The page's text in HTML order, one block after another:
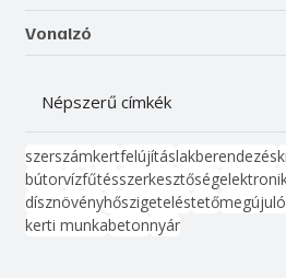
Vonalzó
Népszerű címkék
szerszámkertfelújításlakberendezés
bútorvízfűtésszerkesztőség
dísznövényhőszigeteléstető
kerti munkabetonnyár